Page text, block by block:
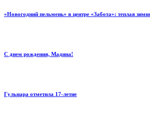
«Новогодний пельмень» в центре «Забота»: теплая
С днем рождения, Мадина!
Гульнара отметила 17‑летие